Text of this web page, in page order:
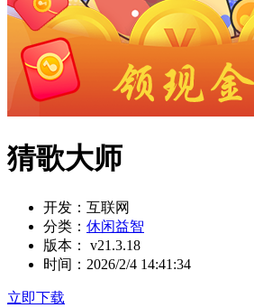
猜歌大师
开发： 互联网
分类： 休闲益智
版本：
v21.3.18
时间： 2026/2/4 14:41:34
立即下载